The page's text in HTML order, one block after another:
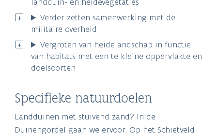
landduin- en heidevegetaties
Verder zetten samenwerking met de
militaire overheid
Vergroten van heidelandschap in functie
van habitats met een te kleine oppervlakte en
doelsoorten
Specifieke natuurdoelen
Landduinen met stuivend zand? In de
Duinengordel gaan we ervoor. Op het Schietveld